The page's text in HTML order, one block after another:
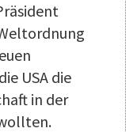
USA die
in der